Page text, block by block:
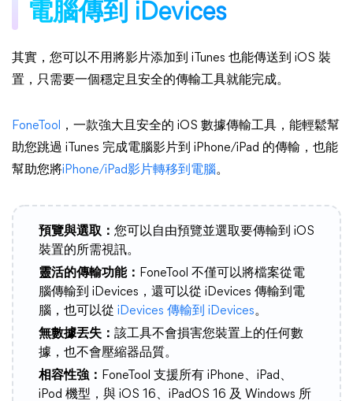
電腦傳到 iDevices
其實，您可以不用將影片添加到 iTunes 也能傳送到 iOS 裝
置，只需要一個穩定且安全的傳輸工具就能完成。
FoneTool
，一款強大且安全的 iOS 數據傳輸工具，能輕鬆幫
助您跳過 iTunes 完成電腦影片到 iPhone/iPad 的傳輸，也能
幫助您將iPhone/iPad影片轉移到電腦。
預覽與選取： 您可以自由預覽並選取要傳輸到 iOS
裝置的所需視訊。
靈活的傳輸功能： FoneTool 不僅可以將檔案從電
腦傳輸到 iDevices，還可以從 iDevices 傳輸到電
腦，也可以從 iDevices 傳輸到 iDevices。
無數據丟失： 該工具不會損害您裝置上的任何數
據，也不會壓縮器品質。
相容性強： FoneTool 支援所有 iPhone、iPad、
iPod 機型，與 iOS 16、iPadOS 16 及 Windows 所